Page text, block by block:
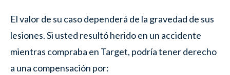
El valor de su caso dependerá de la gravedad de sus
lesiones. Si usted resultó herido en un accidente
mientras compraba en Target, podría tener derecho
a una compensación por: